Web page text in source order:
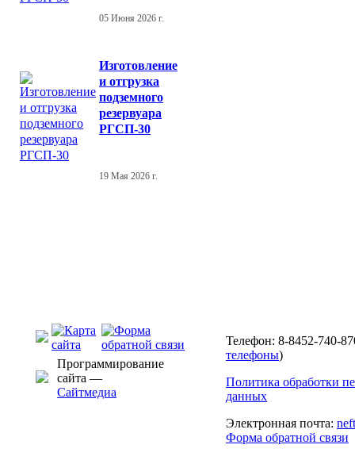
05 Июня 2026 г.
Изготовление
и отгрузка
подземного
резервуара
РГСП-30
19 Мая 2026 г.
Программирование
сайта —
Сайтмедиа
Телефон: 8-8452-740-
телефоны)
Политика обработки
данных
Электронная почта:
Форма обратной связи